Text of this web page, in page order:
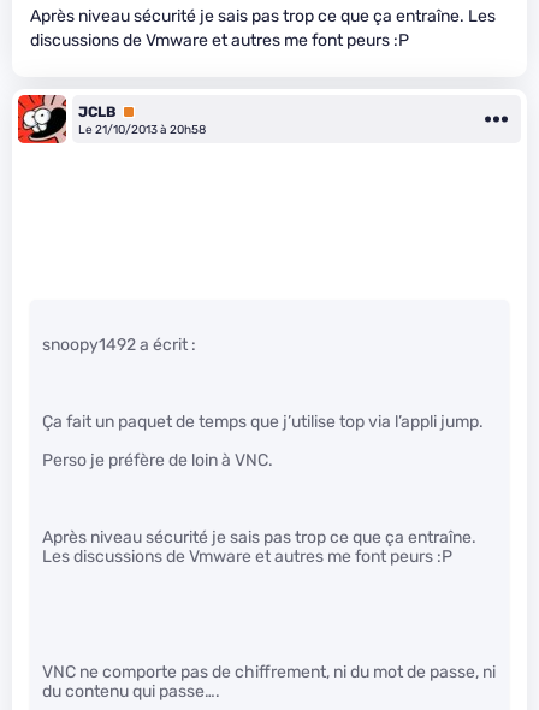
Après niveau sécurité je sais pas trop ce que ça entraîne. Les
discussions de Vmware et autres me font peurs :P
JCLB Premium
Le 21/10/2013 à 20h58
snoopy1492 a écrit :
Ça fait un paquet de temps que j’utilise top via l’appli jump.
Perso je préfère de loin à VNC.
Après niveau sécurité je sais pas trop ce que ça entraîne.
Les discussions de Vmware et autres me font peurs :P
VNC ne comporte pas de chiffrement, ni du mot de passe, ni
du contenu qui passe….